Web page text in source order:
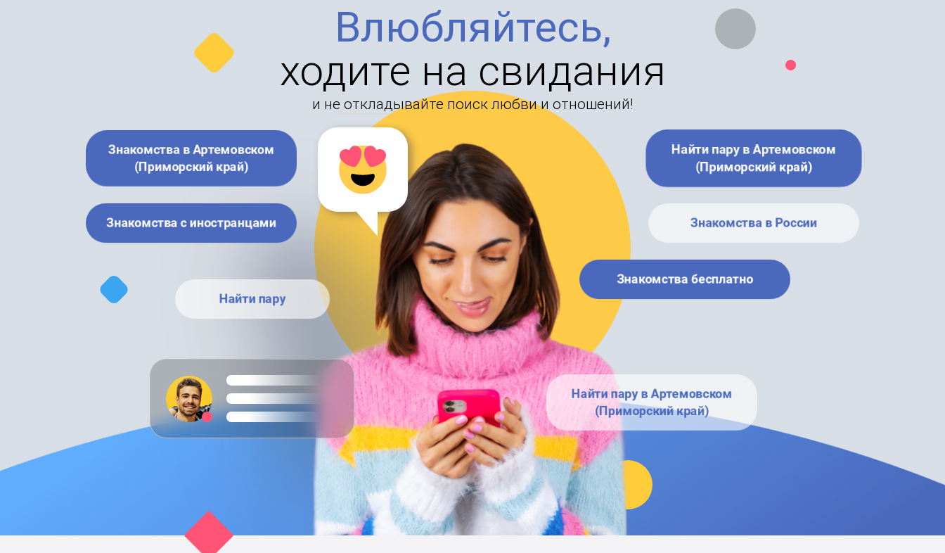
Влюбляйтесь,
ходите на свидания
и не откладывайте поиск любви и отношений!
Знакомства в Артемовском
(Приморский край)
Знакомства с иностранцами
Найти пару
Найти пару в Артемовском
(Приморский край)
Знакомства в России
Знакомства бесплатно
Найти пару в Артемовском
(Приморский край)